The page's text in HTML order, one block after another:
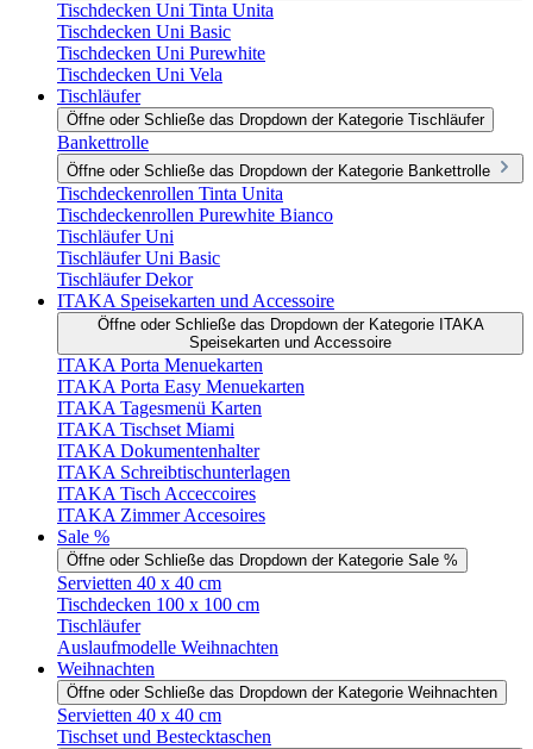
Tischdecken Uni Tinta Unita
Tischdecken Uni Basic
Tischdecken Uni Purewhite
Tischdecken Uni Vela
Tischläufer
Öffne oder Schließe das Dropdown der Kategorie Tischläufer
Bankettrolle
Öffne oder Schließe das Dropdown der Kategorie Bankettrolle
Tischdeckenrollen Tinta Unita
Tischdeckenrollen Purewhite Bianco
Tischläufer Uni
Tischläufer Uni Basic
Tischläufer Dekor
ITAKA Speisekarten und Accessoire
Öffne oder Schließe das Dropdown der Kategorie ITAKA
Speisekarten und Accessoire
ITAKA Porta Menuekarten
ITAKA Porta Easy Menuekarten
ITAKA Tagesmenü Karten
ITAKA Tischset Miami
ITAKA Dokumentenhalter
ITAKA Schreibtischunterlagen
ITAKA Tisch Acceccoires
ITAKA Zimmer Accesoires
Sale %
Öffne oder Schließe das Dropdown der Kategorie Sale %
Servietten 40 x 40 cm
Tischdecken 100 x 100 cm
Tischläufer
Auslaufmodelle Weihnachten
Weihnachten
Öffne oder Schließe das Dropdown der Kategorie Weihnachten
Servietten 40 x 40 cm
Tischset und Bestecktaschen